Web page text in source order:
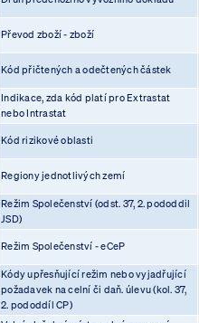
Převod zboží - zboží
Kód přičtených a odečtených částek
Indikace, zda kód platí pro Extrastat
nebo Intrastat
Kód rizikové oblasti
Regiony jednotlivých zemí
Režim Společenství (odst. 37, 2. pododdil
JSD)
Režim Společenství - eCeP
Kódy upřesňující režim nebo vyjadřující
požadavek na celní či daň. úlevu (kol. 37,
2. pododdíl CP)